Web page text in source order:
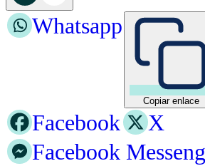
Copiar enlace
Whatsapp
Facebook
X
Facebook